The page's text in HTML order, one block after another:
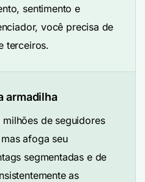
sentimento e
você precisa de
terceiros.
armadilha
de seguidores
afoga seu
segmentadas e de
as